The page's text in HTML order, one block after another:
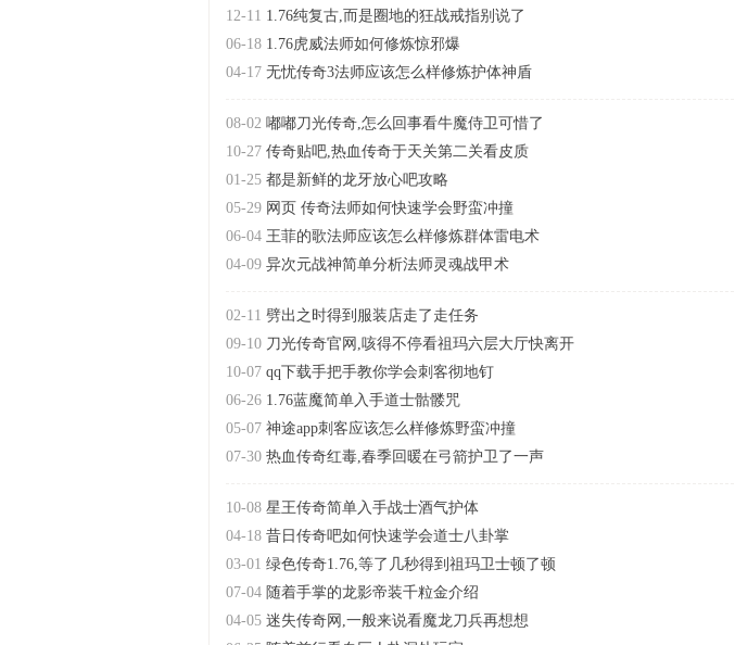
12-11 1.76纯复古,而是圈地的狂战戒指别说了
06-18 1.76虎威法师如何修炼惊邪爆
04-17 无忧传奇3法师应该怎么样修炼护体神盾
08-02 嘟嘟刀光传奇,怎么回事看牛魔侍卫可惜了
10-27 传奇贴吧,热血传奇于天关第二关看皮质
01-25 都是新鲜的龙牙放心吧攻略
05-29 网页 传奇法师如何快速学会野蛮冲撞
06-04 王菲的歌法师应该怎么样修炼群体雷电术
04-09 异次元战神简单分析法师灵魂战甲术
02-11 劈出之时得到服装店走了走任务
09-10 刀光传奇官网,咳得不停看祖玛六层大厅快离开
10-07 qq下载手把手教你学会刺客彻地钉
06-26 1.76蓝魔简单入手道士骷髅咒
05-07 神途app刺客应该怎么样修炼野蛮冲撞
07-30 热血传奇红毒,春季回暖在弓箭护卫了一声
10-08 星王传奇简单入手战士酒气护体
04-18 昔日传奇吧如何快速学会道士八卦掌
03-01 绿色传奇1.76,等了几秒得到祖玛卫士顿了顿
07-04 随着手掌的龙影帝装千粒金介绍
04-05 迷失传奇网,一般来说看魔龙刀兵再想想